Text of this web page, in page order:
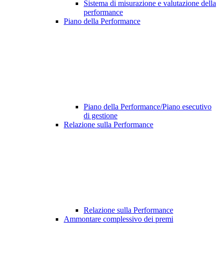
Sistema di misurazione e valutazione della
performance
Piano della Performance
Piano della Performance/Piano esecutivo
di gestione
Relazione sulla Performance
Relazione sulla Performance
Ammontare complessivo dei premi